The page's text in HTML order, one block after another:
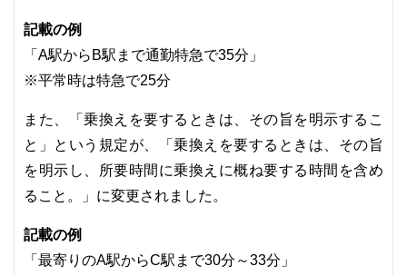
記載の例
「A駅からB駅まで通勤特急で35分」
※平常時は特急で25分
また、「乗換えを要するときは、その旨を明示するこ
と」という規定が、「乗換えを要するときは、その旨
を明示し、所要時間に乗換えに概ね要する時間を含め
ること。」に変更されました。
記載の例
「最寄りのA駅からC駅まで30分～33分」